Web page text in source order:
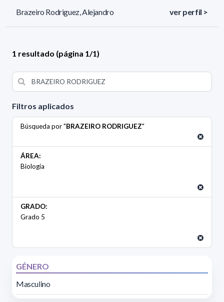
Filtros aplicados
Búsqueda por "BRAZEIRO RODRIGUEZ"
ÁREA:
Biología
GRADO:
Grado 5
GÉNERO
Masculino
Brazeiro Rodriguez, Alejandro ver perfil >
1 resultado (página 1/1)